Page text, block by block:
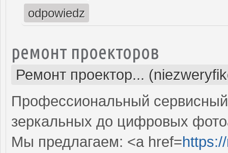
odpowiedz
ремонт проекторов
Ремонт проектор...
Профессиональный
зеркальных до цифровых
Мы предлагаем: <a href=